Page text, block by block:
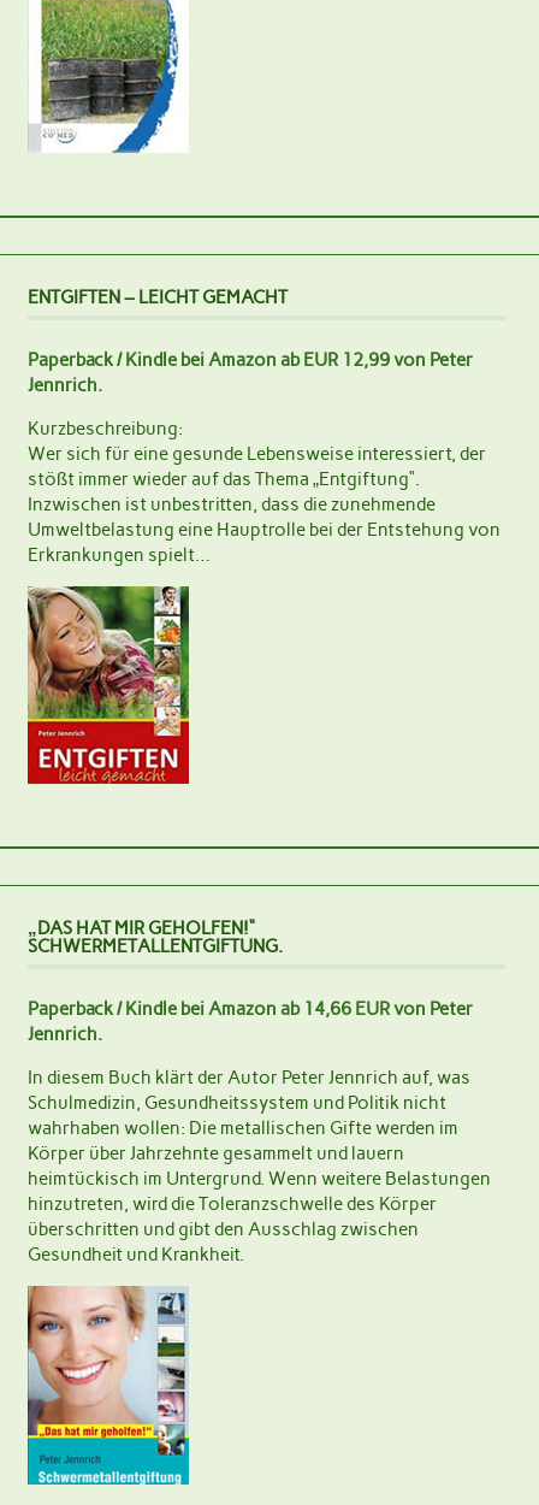
ENTGIFTEN – LEICHT GEMACHT
Paperback / Kindle bei Amazon ab EUR 12,99 von Peter
Jennrich.
Kurzbeschreibung:
Wer sich für eine gesunde Lebensweise interessiert, der
stößt immer wieder auf das Thema „Entgiftung“.
Inzwischen ist unbestritten, dass die zunehmende
Umweltbelastung eine Hauptrolle bei der Entstehung von
Erkrankungen spielt…
„DAS HAT MIR GEHOLFEN!“
SCHWERMETALLENTGIFTUNG.
Paperback / Kindle bei Amazon ab 14,66 EUR von Peter
Jennrich.
In diesem Buch klärt der Autor Peter Jennrich auf, was
Schulmedizin, Gesundheitssystem und Politik nicht
wahrhaben wollen: Die metallischen Gifte werden im
Körper über Jahrzehnte gesammelt und lauern
heimtückisch im Untergrund. Wenn weitere Belastungen
hinzutreten, wird die Toleranzschwelle des Körper
überschritten und gibt den Ausschlag zwischen
Gesundheit und Krankheit.